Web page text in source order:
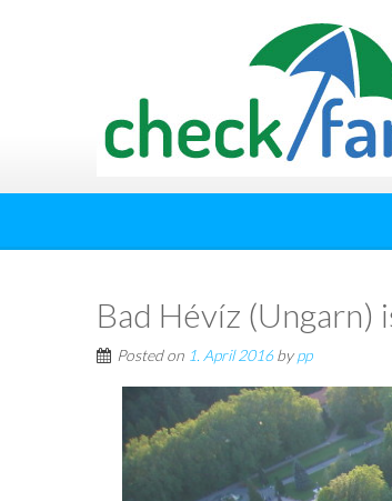
Bad Hévíz (Ungarn)
Posted on 1. April 2016bypp